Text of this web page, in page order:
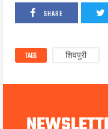
SHARE
TAGS शिवपुरी